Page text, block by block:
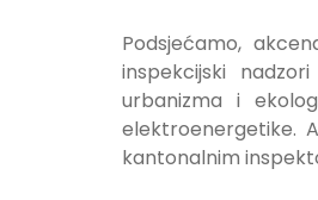
Podsjećamo,
inspekcijski
urbanizma i
elektroenergetike.
kantonalnim